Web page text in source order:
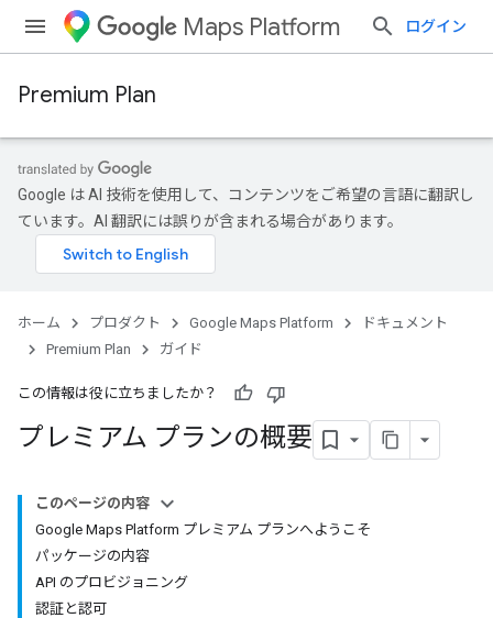
Maps Platform ログイン
Premium Plan
Google は AI 技術を使用して、コンテンツをご希望の言語に翻訳し
ています。AI 翻訳には誤りが含まれる場合があります。
ホーム プロダクト Google Maps Platform
ドキュメント
Premium Plan
ガイド
この情報は役に立ちましたか？
プレミアム プランの概要
このページの内容
Google Maps Platform プレミアム プランへようこそ
パッケージの内容
API のプロビジョニング
認証と認可